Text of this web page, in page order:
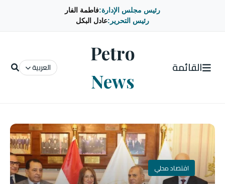
رئيس مجلس الإدارة:فاطمة الفار
رئيس التحرير:عادل البكل
القائمة
Petro
News
العربية
اقتصاد محلي